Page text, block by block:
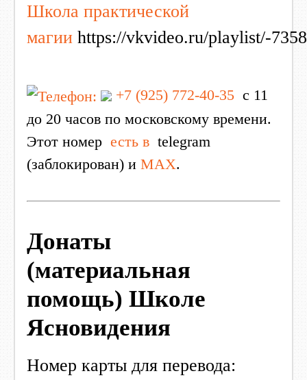
Школа практической
магии https://vkvideo.ru/playlist/-
+7 (925) 772-40-35 с 11
до 20 часов по московскому времени.
Этот номер есть в telegram
(заблокирован) и MAX.
Донаты
(материальная
помощь) Школе
Ясновидения
Номер карты для перевода: